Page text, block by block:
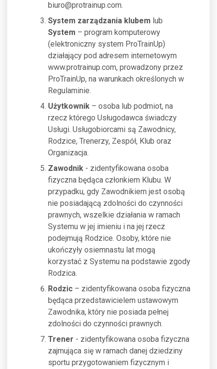
biuro@protrainup.com.
System zarządzania klubem lub
System – program komputerowy
(elektroniczny system ProTrainUp)
działający pod adresem internetowym
www.protrainup.com, prowadzony przez
ProTrainUp, na warunkach określonych w
Regulaminie.
Użytkownik – osoba lub podmiot, na
rzecz którego Usługodawca świadczy
Usługi. Usługobiorcami są Zawodnicy,
Rodzice, Trenerzy, Zespół, Klub oraz
Organizacja.
Zawodnik - zidentyfikowana osoba
fizyczna będąca członkiem Klubu. W
przypadku, gdy Zawodnikiem jest osobą
nie posiadającą zdolności do czynności
prawnych, wszelkie działania w ramach
Systemu w jej imieniu i na jej rzecz
podejmują Rodzice. Osoby, które nie
ukończyły osiemnastu lat mogą
korzystać z Systemu na podstawie zgody
Rodzica.
Rodzic – zidentyfikowana osoba fizyczna
będąca przedstawicielem ustawowym
Zawodnika, który nie posiada pełnej
zdolności do czynności prawnych.
Trener - zidentyfikowana osoba fizyczna
zajmująca się w ramach danej dziedziny
sportu przygotowaniem fizycznym i